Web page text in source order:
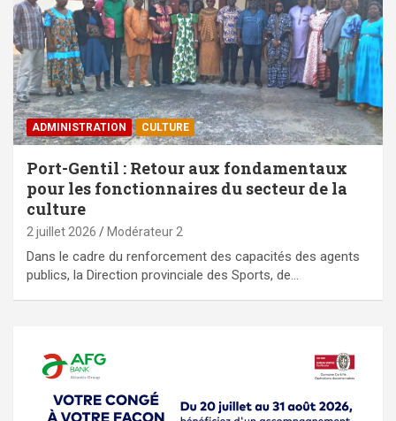
ADMINISTRATION CULTURE
Port-Gentil : Retour aux fondamentaux
pour les fonctionnaires du secteur de la
culture
2 juillet 2026 Modérateur 2
Dans le cadre du renforcement des capacités des agents
publics, la Direction provinciale des Sports, de…